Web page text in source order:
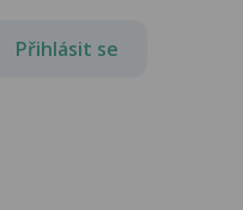
Přihlásit se